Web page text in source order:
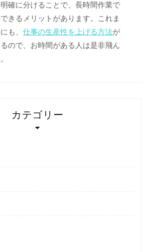
確に分けることで、長時間作業で
きるメリットがあります。これま
も、 仕事の生産性を上げる方法が
ので、お時間がある人は是非飛ん
カテゴリー